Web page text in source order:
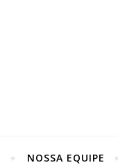
NOSSA EQUIPE